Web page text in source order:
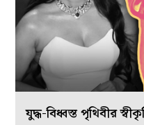
যুদ্ধ-বিধ্বস্ত পৃথিবীর